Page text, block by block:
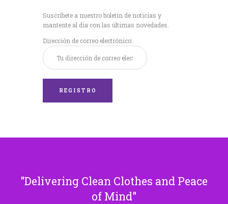
Suscríbete a nuestro boletín de noticias y
mantente al día con las últimas novedades.
Dirección de correo electrónico:
Delivering Clean Clothes and Peace
of Mind